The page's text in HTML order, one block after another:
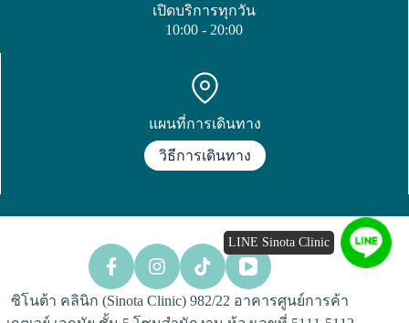
เปิดบริการทุกวัน
10:00 - 20:00
แผนที่การเดินทาง
วิธีการเดินทาง
ซิโนต้า คลินิก (Sinota Clinic) 982/22 อาคารศูนย์การค้า
LINE Sinota Clinic